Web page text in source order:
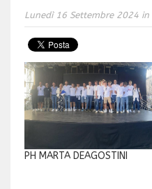
Lunedì 16 Settembre 2024 in
PH MARTA DEAGOSTINI